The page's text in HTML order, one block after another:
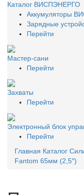
Каталог ВИСПЭНЕРГО
Аккумуляторы
Зарядные
Перейти
Мастер-сани
Перейти
Захваты
Перейти
Электронный блок
Перейти
Главная Каталог
Fantom 65мм (2,5″)